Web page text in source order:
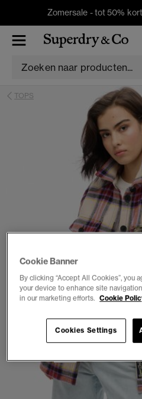
Zomersale - tot 50%
TOPS
1 2 3 4
Cookie Banner
By clicking “Accept All Cookies”, you
your device to enhance site
in our marketing efforts. Cookie
Cookies Settings